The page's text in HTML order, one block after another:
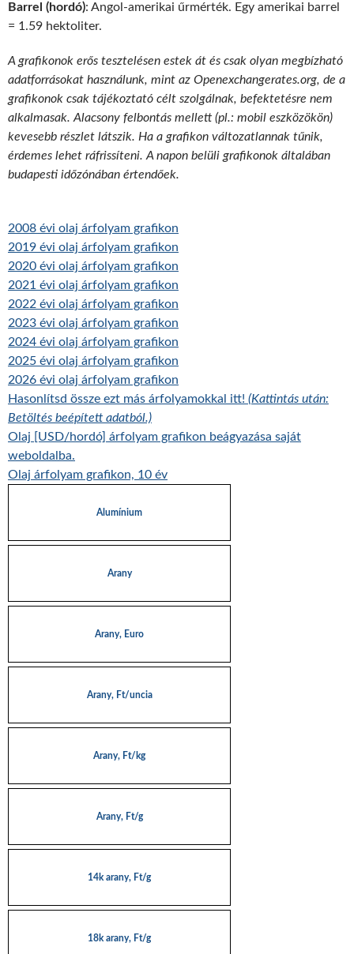
Barrel (hordó): Angol-amerikai űrmérték. Egy amerikai barrel
= 1.59 hektoliter.
A grafikonok erős tesztelésen estek át és csak olyan megbízható
adatforrásokat használunk, mint az Openexchangerates.org, de a
grafikonok csak tájékoztató célt szolgálnak, befektetésre nem
alkalmasak. Alacsony felbontás mellett (pl.: mobil eszközökön)
kevesebb részlet látszik. Ha a grafikon változatlannak tűnik,
érdemes lehet ráfrissíteni. A napon belüli grafikonok általában
budapesti időzónában értendőek.
2008 évi olaj árfolyam grafikon
2019 évi olaj árfolyam grafikon
2020 évi olaj árfolyam grafikon
2021 évi olaj árfolyam grafikon
2022 évi olaj árfolyam grafikon
2023 évi olaj árfolyam grafikon
2024 évi olaj árfolyam grafikon
2025 évi olaj árfolyam grafikon
2026 évi olaj árfolyam grafikon
Hasonlítsd össze ezt más árfolyamokkal itt! (Kattintás után:
Betöltés beépített adatból.)
Olaj [USD/hordó] árfolyam grafikon beágyazása saját
weboldalba.
Olaj árfolyam grafikon, 10 év
Alumínium
Arany
Arany, Euro
Arany, Ft/uncia
Arany, Ft/kg
Arany, Ft/g
14k arany, Ft/g
18k arany, Ft/g